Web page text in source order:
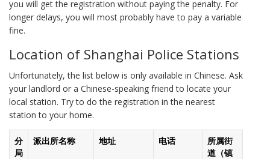
you will get the registration without paying the penalty. For
longer delays, you will most probably have to pay a variable
fine.
Location of Shanghai Police Stations
Unfortunately, the list below is only available in Chinese. Ask
your landlord or a Chinese-speaking friend to locate your
local station. Try to do the registration in the nearest
station to your home.
分
局
派出所名称 地址 电话
所属街
道（镇